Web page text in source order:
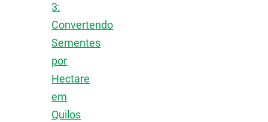
3:
Convertendo
Sementes
por
Hectare
em
Quilos